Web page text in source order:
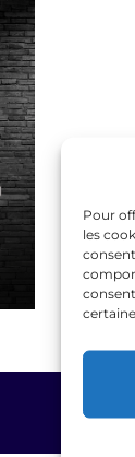
Pour
les